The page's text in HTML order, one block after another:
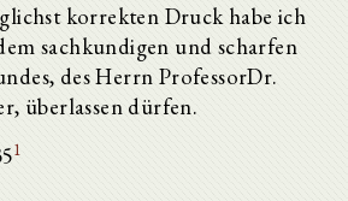
korrekten Druck habe ich
sachkundigen und scharfen
des Herrn ProfessorDr.
überlassen dürfen.
1